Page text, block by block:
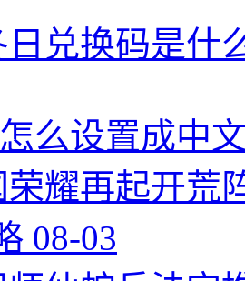
日兑换码是什
么设置成中
荣耀再起开荒
08-03